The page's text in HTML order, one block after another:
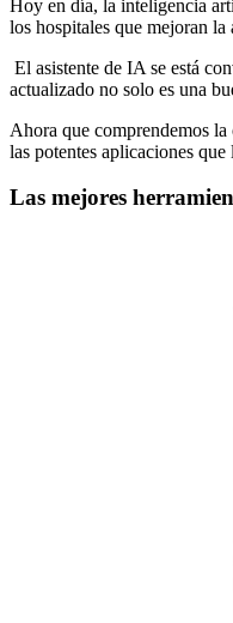
Hoy en día, la inteligencia
los hospitales que mejoran la
El asistente de IA se está
actualizado no solo es una
Ahora que comprendemos
las potentes aplicaciones
Las mejores